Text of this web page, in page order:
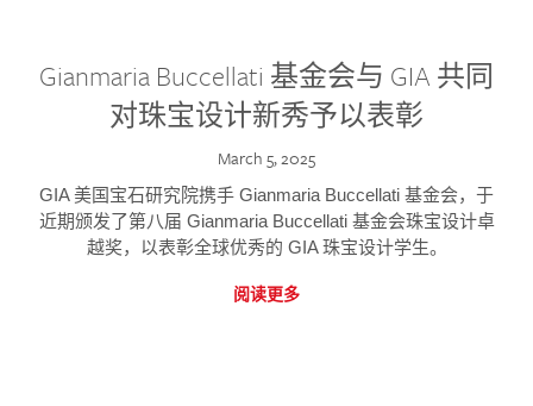
Gianmaria Buccellati 基金会与 GIA 共同
对珠宝设计新秀予以表彰
March 5, 2025
GIA 美国宝石研究院携手 Gianmaria Buccellati 基金会，于
近期颁发了第八届 Gianmaria Buccellati 基金会珠宝设计卓
越奖，以表彰全球优秀的 GIA 珠宝设计学生。
阅读更多